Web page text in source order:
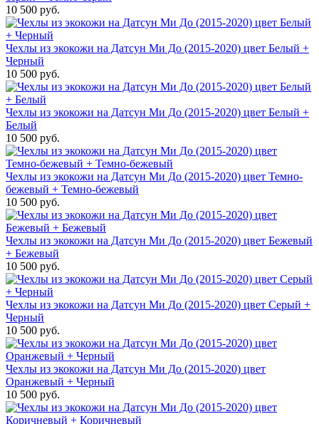
10 500 руб.
Чехлы из экокожи на Датсун Ми До (2015-2020) цвет Белый +
Черный
10 500 руб.
Чехлы из экокожи на Датсун Ми До (2015-2020) цвет Белый +
Белый
10 500 руб.
Чехлы из экокожи на Датсун Ми До (2015-2020) цвет Темно-
бежевый + Темно-бежевый
10 500 руб.
Чехлы из экокожи на Датсун Ми До (2015-2020) цвет Бежевый
+ Бежевый
10 500 руб.
Чехлы из экокожи на Датсун Ми До (2015-2020) цвет Серый +
Черный
10 500 руб.
Чехлы из экокожи на Датсун Ми До (2015-2020) цвет
Оранжевый + Черный
10 500 руб.